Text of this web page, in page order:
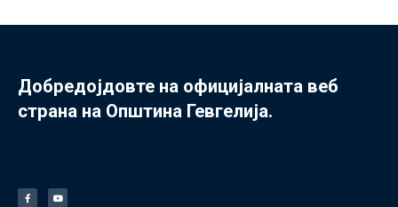
Добредојдовте на официјалната веб
страна на Општина Гевгелија.